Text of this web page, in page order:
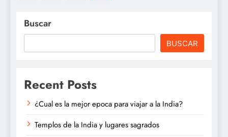
Buscar
BUSCAR
Recent Posts
¿Cual es la mejor epoca para viajar a la India?
Templos de la India y lugares sagrados